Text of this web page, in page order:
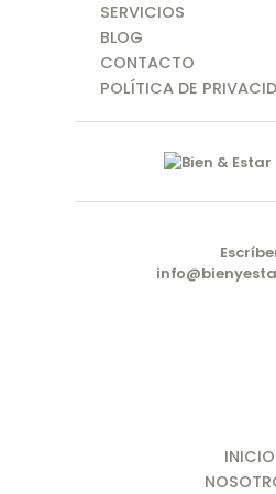
SERVICIOS
BLOG
CONTACTO
POLÍTICA DE
INICIO